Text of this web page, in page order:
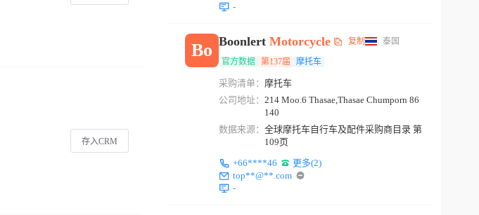
存入CRM
-
Bo BoonlertMotorcycle 复制 泰国
官方数据 第137届 摩托车
采购清单： 摩托车
公司地址：214 Moo.6 Thasae,Thasae Chumporn 86
140
数据来源：全球摩托车自行车及配件采购商目录 第
109页
+66****46
更多(2)
top**@**.com
-